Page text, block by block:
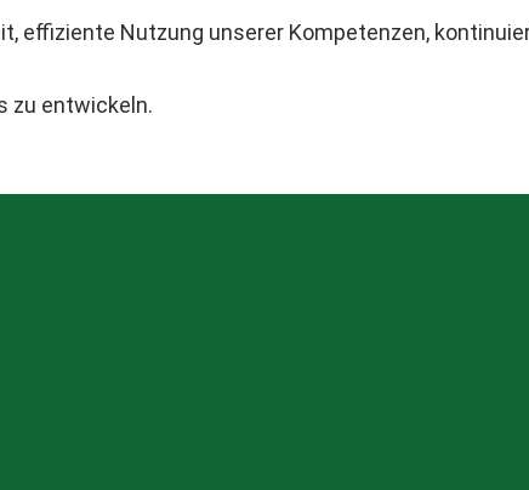
Nutzung unserer Kompetenzen,
zu entwickeln.